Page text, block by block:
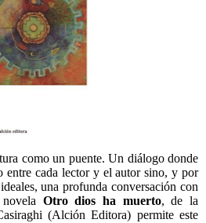
como un puente. Un diálogo donde
entre cada lector y el autor sino, y por
una profunda conversación con
Otro dios ha muerto, de la
(Alción Editora) permite este